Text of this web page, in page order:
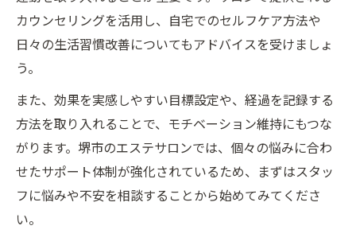
カウンセリングを活用し、自宅でのセルフケア方法や
日々の生活習慣改善についてもアドバイスを受けましょ
う。
また、効果を実感しやすい目標設定や、経過を記録する
方法を取り入れることで、モチベーション維持にもつな
がります。堺市のエステサロンでは、個々の悩みに合わ
せたサポート体制が強化されているため、まずはスタッ
フに悩みや不安を相談することから始めてみてくださ
い。